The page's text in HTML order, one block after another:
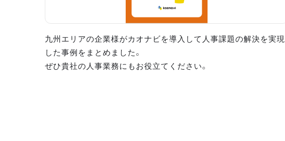
九州エリアの企業様がカオナビを導入して人事課題の解決を実現
した事例をまとめました。
ぜひ貴社の人事業務にもお役立てください。